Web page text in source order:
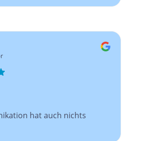
hat auch nichts